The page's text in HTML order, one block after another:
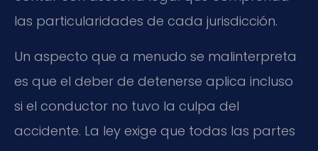
las particularidades de cada jurisdicción.
Un aspecto que a menudo se malinterpreta
es que el deber de detenerse aplica incluso
si el conductor no tuvo la culpa del
accidente. La ley exige que todas las partes